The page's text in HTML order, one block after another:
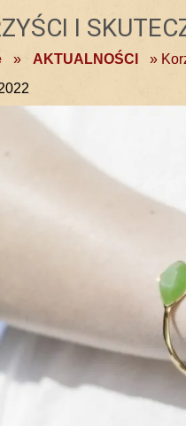
I
» AKTUALNOŚCI »